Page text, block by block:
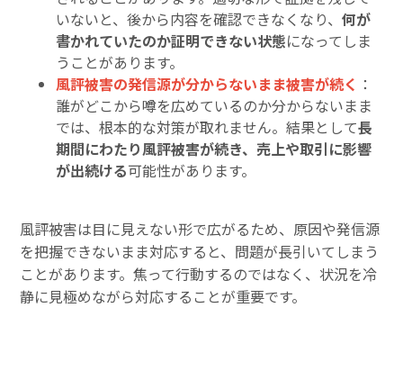
いないと、後から内容を確認できなくなり、何が
書かれていたのか証明できない状態になってしま
うことがあります。
風評被害の発信源が分からないまま被害が続く ：
誰がどこから噂を広めているのか分からないまま
では、根本的な対策が取れません。結果として長
期間にわたり風評被害が続き、売上や取引に影響
が出続ける可能性があります。
風評被害は目に見えない形で広がるため、原因や発信源
を把握できないまま対応すると、問題が長引いてしまう
ことがあります。焦って行動するのではなく、状況を冷
静に見極めながら対応することが重要です。